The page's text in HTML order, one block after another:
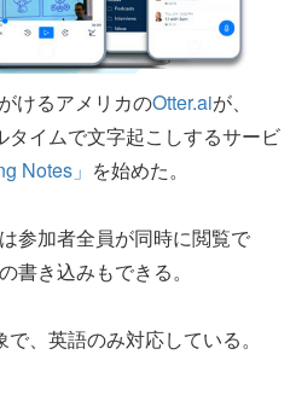
けるアメリカのOtter.aiが、
イムで文字起こしするサービ
Notes」 を始めた。
参加者全員が同時に閲覧で
書き込みもできる。
、英語のみ対応している。